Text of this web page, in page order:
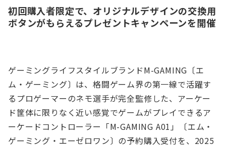
初回購入者限定で、オリジナルデザインの交換用
ボタンがもらえるプレゼントキャンペーンを開催
ゲーミングライフスタイルブランドM-GAMING〔エ
ム・ゲーミング〕は、格闘ゲーム界の第一線で活躍す
るプロゲーマーのネモ選手が完全監修した、アーケー
ド筐体に限りなく近い感覚でゲームがプレイできるア
ーケードコントローラー「M-GAMING A01」〔エム・
ゲーミング・エーゼロワン〕の予約購入受付を、2025